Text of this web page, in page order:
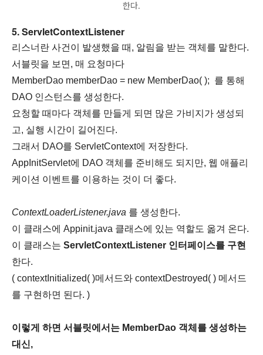
한다.
5. ServletContextListener
리스너란 사건이 발생했을 때, 알림을 받는 객체를 말한다.
서블릿을 보면, 매 요청마다
MemberDao memberDao = new MemberDao( ); 를 통해
DAO 인스턴스를 생성한다.
요청할 때마다 객체를 만들게 되면 많은 가비지가 생성되
고, 실행 시간이 길어진다.
그래서 DAO를 ServletContext에 저장한다.
AppInitServlet에 DAO 객체를 준비해도 되지만, 웹 애플리
케이션 이벤트를 이용하는 것이 더 좋다.
ContextLoaderListener.java 를 생성한다.
이 클래스에 Appinit.java 클래스에 있는 역할도 옮겨 온다.
이 클래스는 ServletContextListener 인터페이스를 구현
한다.
( contextInitialized( )메서드와 contextDestroyed( ) 메서드
를 구현하면 된다. )
이렇게 하면 서블릿에서는 MemberDao 객체를 생성하는
대신,